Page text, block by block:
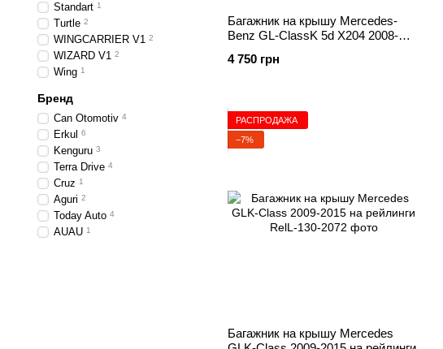
Багажник на крышу Mercedes-
Benz GL-ClassK 5d X204 2008-
4 750 грн
РАСПРОДАЖА
−7%
Багажник на крышу Mercedes
Standart 1
Turtle 2
WINGCARRIER V1 2
WIZARD V1 2
Wing 1
Бренд
Can Otomotiv 4
Erkul 6
Kenguru 3
Terra Drive 4
Cruz 1
Aguri 2
Today Auto 4
AUAU 1